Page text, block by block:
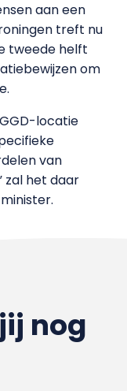
aan een
treft nu
tweede helft
om
locatie
van
zal het daar
nog